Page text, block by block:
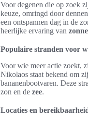
Voor degenen die op zoek
keuze, omringd door
een ontspannen dag in de
heerlijke ervaring van
Populaire stranden voor
Voor wie meer actie zoekt,
Nikolaos staat bekend om
bananenbootvaren. Deze
zon en de zee.
Locaties en